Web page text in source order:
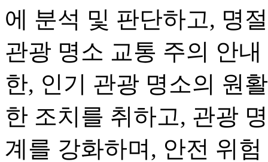
에 분석 및 판단하고, 명
관광 명소 교통 주의 안
한, 인기 관광 명소의 원
한 조치를 취하고, 관광
계를 강화하며, 안전 위